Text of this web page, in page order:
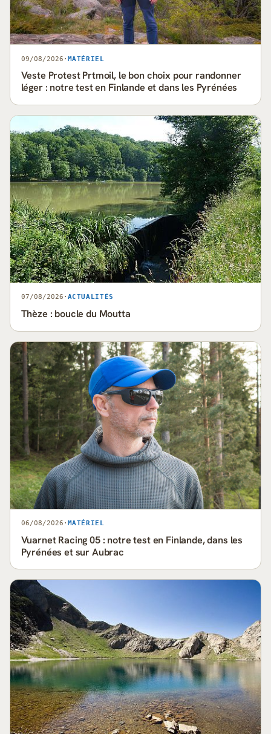
09/08/2026 · MATÉRIEL
Veste Protest Prtmoil, le bon choix pour randonner
léger : notre test en Finlande et dans les Pyrénées
07/08/2026 · ACTUALITÉS
Thèze : boucle du Moutta
06/08/2026 · MATÉRIEL
Vuarnet Racing 05 : notre test en Finlande, dans les
Pyrénées et sur Aubrac